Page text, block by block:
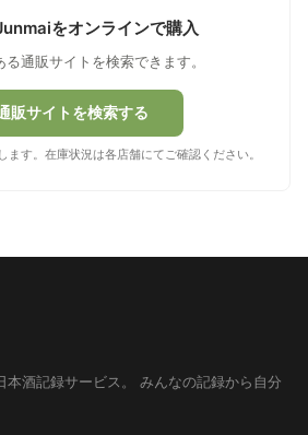
をオンラインで購入
通販サイトを検索できます。
販サイトを検索する
す。在庫状況は各店舗にてご確認ください。
酒記録サービス。
みんなの記録から自分